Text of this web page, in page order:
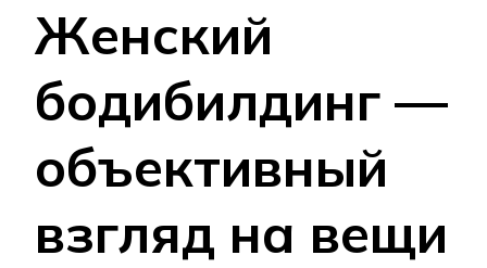
Женский
бодибилдинг —
объективный
взгляд на вещи